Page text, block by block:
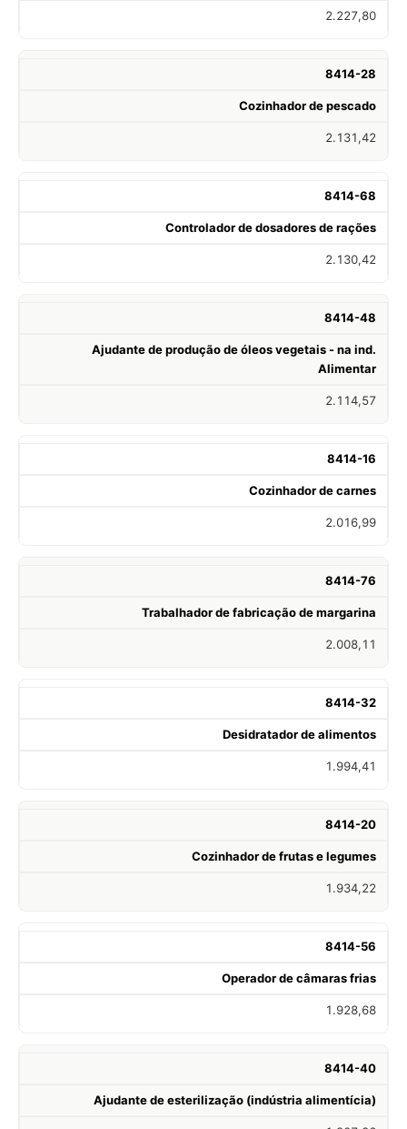
2.227,80
8414-28
Cozinhador de pescado
2.131,42
8414-68
Controlador de dosadores de rações
2.130,42
8414-48
Ajudante de produção de óleos vegetais - na ind.
Alimentar
2.114,57
8414-16
Cozinhador de carnes
2.016,99
8414-76
Trabalhador de fabricação de margarina
2.008,11
8414-32
Desidratador de alimentos
1.994,41
8414-20
Cozinhador de frutas e legumes
1.934,22
8414-56
Operador de câmaras frias
1.928,68
8414-40
Ajudante de esterilização (indústria alimentícia)